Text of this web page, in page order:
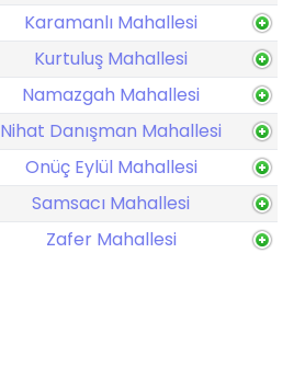
Karamanlı Mahallesi
Kurtuluş Mahallesi
Namazgah Mahallesi
Nihat Danışman Mahallesi
Onüç Eylül Mahallesi
Samsacı Mahallesi
Zafer Mahallesi